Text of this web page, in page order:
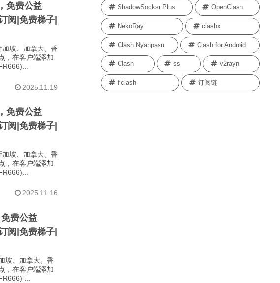
免费公益
阅|免费梯子|
坡、加拿大、香
，在客户端添加
2025.11.19
免费公益
阅|免费梯子|
坡、加拿大、香
，在客户端添加
2025.11.16
费公益
阅|免费梯子|
坡、加拿大、香
，在客户端添加
...
ShadowSocksr Plus OpenClash
NekoRay clashx
Clash Nyanpasu Clash for Android
Clash ss v2rayn
flclash 订阅链